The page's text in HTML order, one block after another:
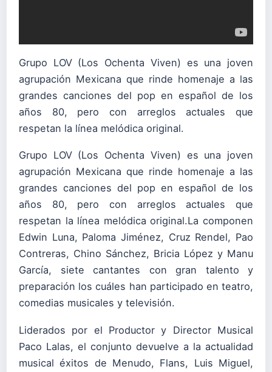
Grupo LOV (Los Ochenta Viven) es una joven
agrupación Mexicana que rinde homenaje a las
grandes canciones del pop en español de los
años 80, pero con arreglos actuales que
respetan la línea melódica original.
Grupo LOV (Los Ochenta Viven) es una joven
agrupación Mexicana que rinde homenaje a las
grandes canciones del pop en español de los
años 80, pero con arreglos actuales que
respetan la línea melódica original.La componen
Edwin Luna, Paloma Jiménez, Cruz Rendel, Pao
Contreras, Chino Sánchez, Bricia López y Manu
García, siete cantantes con gran talento y
preparación los cuáles han participado en teatro,
comedias musicales y televisión.
Liderados por el Productor y Director Musical
Paco Lalas, el conjunto devuelve a la actualidad
musical éxitos de Menudo, Flans, Luis Miguel,